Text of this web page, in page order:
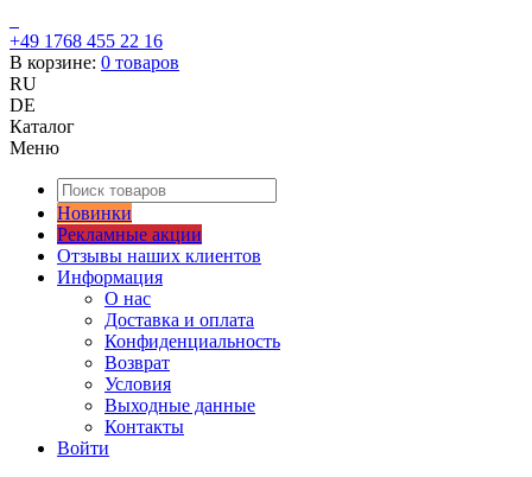
+49 1768 455 22 16
В корзине: 0 товаров
RU
DE
Каталог
Меню
Новинки
Рекламные акции
Отзывы наших клиентов
Информация
О нас
Доставка и оплата
Конфиденциальность
Возврат
Условия
Выходные данные
Контакты
Войти